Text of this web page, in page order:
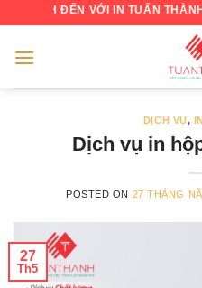
content
VỚI IN TUẤN THÀNH
DỊCH VỤ,
Dịch vụ in
POSTED ON 27 THÁNG
27
Th5